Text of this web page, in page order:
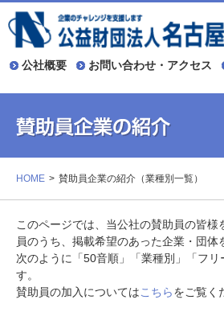
公社概要 お問い合わせ・アクセス
HOME 賛助員企業の紹介（業種別一覧）
このページでは、当公社の賛助員の皆様
員のうち、掲載希望のあった企業・団体
次のように「50音順」「業種別」「フリ
す。
賛助員の加入についてはこちらをご覧く